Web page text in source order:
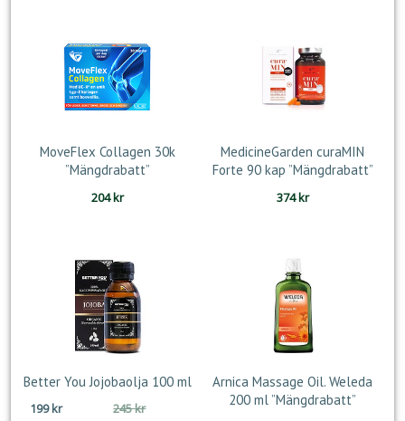
MoveFlex Collagen 30k
”Mängdrabatt”
204kr
MedicineGarden curaMIN
Forte 90 kap ”Mängdrabatt”
374kr
Better You Jojobaolja 100 ml
245krDet
199kr
Det
Arnica Massage Oil. Weleda
200 ml ”Mängdrabatt”